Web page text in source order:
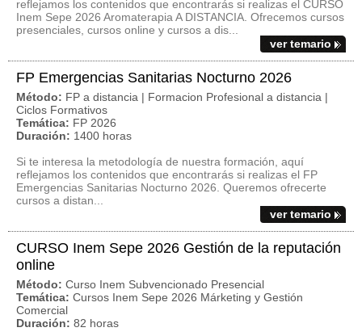
reflejamos los contenidos que encontrarás si realizas el CURSO
Inem Sepe 2026 Aromaterapia A DISTANCIA. Ofrecemos cursos
presenciales, cursos online y cursos a dis...
ver temario
FP Emergencias Sanitarias Nocturno 2026
Método: FP a distancia | Formacion Profesional a distancia |
Ciclos Formativos
Temática: FP 2026
Duración: 1400 horas
Si te interesa la metodología de nuestra formación, aquí
reflejamos los contenidos que encontrarás si realizas el FP
Emergencias Sanitarias Nocturno 2026. Queremos ofrecerte
cursos a distan...
ver temario
CURSO Inem Sepe 2026 Gestión de la reputación
online
Método: Curso Inem Subvencionado Presencial
Temática: Cursos Inem Sepe 2026 Márketing y Gestión
Comercial
Duración: 82 horas